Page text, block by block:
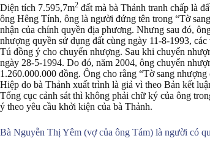
Diện tích 7.595,7m2 đất mà bà Thảnh tranh chấp là
ông Hêng Tính, ông là người đứng tên trong “Tờ
nhận của chính quyền địa phương. Nhưng sau đó,
nhượng quyền sử dụng đất cùng ngày 11-8-1993,
Tú đồng ý cho chuyển nhượng. Sau khi chuyển
ngày 28-5-1994. Do đó, năm 2004, ông chuyển
1.260.000.000 đồng. Ông cho rằng “Tờ sang
Hiệp do bà Thảnh xuất trình là giả vì theo Bản kết
Tổng cục cảnh sát thì không phải chữ ký của ông
ý theo yêu cầu khởi kiện của bà Thảnh.
Bà Nguyễn Thị Yêm (vợ của ông Tám) là người có